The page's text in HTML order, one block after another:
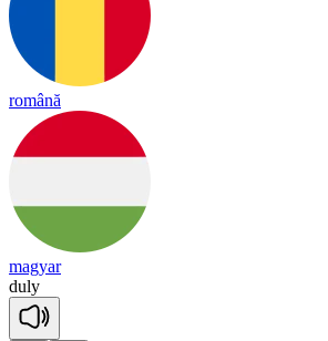
română
magyar
duly